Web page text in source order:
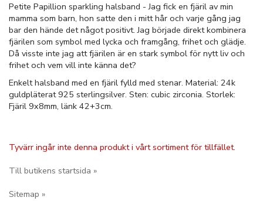
Petite Papillion sparkling halsband - Jag fick en fjäril av min
mamma som barn, hon satte den i mitt hår och varje gång jag
bar den hände det något positivt. Jag började direkt kombinera
fjärilen som symbol med lycka och framgång, frihet och glädje.
Då visste inte jag att fjärilen är en stark symbol för nytt liv och
frihet och vem vill inte känna det?
Enkelt halsband med en fjäril fylld med stenar. Material: 24k
guldpläterat 925 sterlingsilver. Sten: cubic zirconia. Storlek:
Fjäril 9x8mm, länk 42+3cm.
Tyvärr ingår inte denna produkt i vårt sortiment för tillfället.
Till butikens startsida »
Sitemap »